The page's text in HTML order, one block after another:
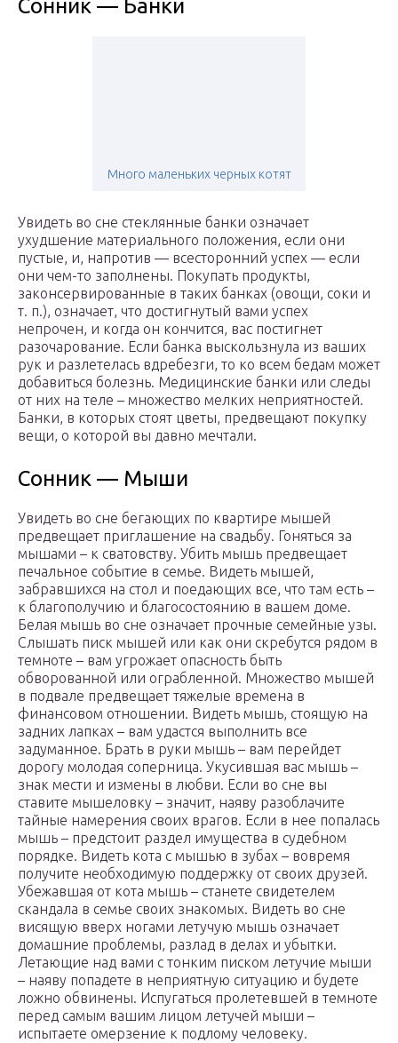
Сонник — Банки
Много маленьких черных котят
Увидеть во сне стеклянные банки означает
ухудшение материального положения, если они
пустые, и, напротив — всесторонний успех — если
они чем-то заполнены. Покупать продукты,
законсервированные в таких банках (овощи, соки и
т. п.), означает, что достигнутый вами успех
непрочен, и когда он кончится, вас постигнет
разочарование. Если банка выскользнула из ваших
рук и разлетелась вдребезги, то ко всем бедам может
добавиться болезнь. Медицинские банки или следы
от них на теле – множество мелких неприятностей.
Банки, в которых стоят цветы, предвещают покупку
вещи, о которой вы давно мечтали.
Сонник — Мыши
Увидеть во сне бегающих по квартире мышей
предвещает приглашение на свадьбу. Гоняться за
мышами – к сватовству. Убить мышь предвещает
печальное событие в семье. Видеть мышей,
забравшихся на стол и поедающих все, что там есть –
к благополучию и благосостоянию в вашем доме.
Белая мышь во сне означает прочные семейные узы.
Слышать писк мышей или как они скребутся рядом в
темноте – вам угрожает опасность быть
обворованной или ограбленной. Множество мышей
в подвале предвещает тяжелые времена в
финансовом отношении. Видеть мышь, стоящую на
задних лапках – вам удастся выполнить все
задуманное. Брать в руки мышь – вам перейдет
дорогу молодая соперница. Укусившая вас мышь –
знак мести и измены в любви. Если во сне вы
ставите мышеловку – значит, наяву разоблачите
тайные намерения своих врагов. Если в нее попалась
мышь – предстоит раздел имущества в судебном
порядке. Видеть кота с мышью в зубах – вовремя
получите необходимую поддержку от своих друзей.
Убежавшая от кота мышь – станете свидетелем
скандала в семье своих знакомых. Видеть во сне
висящую вверх ногами летучую мышь означает
домашние проблемы, разлад в делах и убытки.
Летающие над вами с тонким писком летучие мыши
– наяву попадете в неприятную ситуацию и будете
ложно обвинены. Испугаться пролетевшей в темноте
перед самым вашим лицом летучей мыши –
испытаете омерзение к подлому человеку.